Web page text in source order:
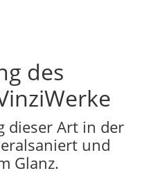
des
dieser Art in der
und
Glanz.